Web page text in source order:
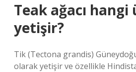
Teak ağacı hangi
yetişir?
Tik (Tectona grandis)
olarak yetişir ve özellikle